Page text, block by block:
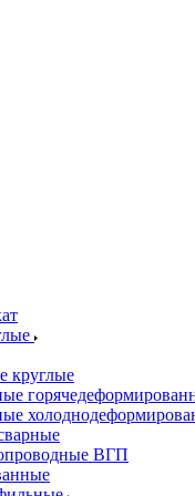
круглые
ВГП